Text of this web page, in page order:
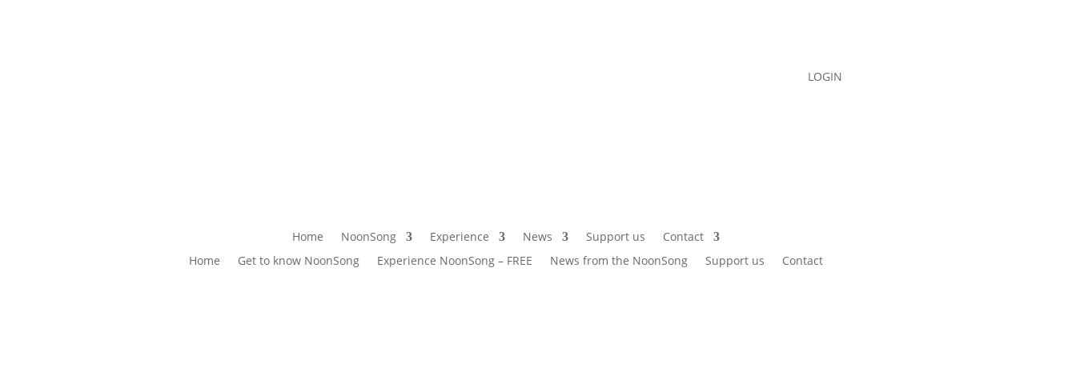
LOGIN
Home NoonSong Experience News Support us
Contact
Home
Get to know NoonSong Experience NoonSong – FREE News from the NoonSong Support us Contact